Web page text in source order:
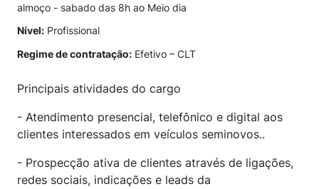
almoço - sabado das 8h ao Meio dia
Nível: Profissional
Regime de contratação: Efetivo – CLT
Principais atividades do cargo
- Atendimento presencial, telefônico e digital aos
clientes interessados em veículos seminovos..
- Prospecção ativa de clientes através de ligações,
redes sociais, indicações e leads da